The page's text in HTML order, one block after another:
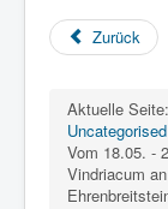
Zurück
Aktuelle Seite:
Uncategorised
Vom 18.05. -
Vindriacum